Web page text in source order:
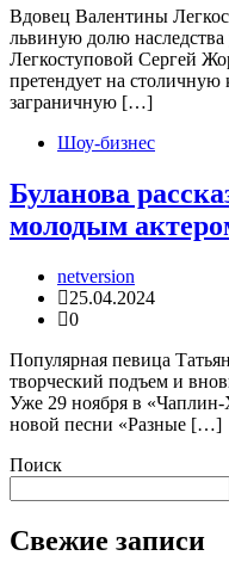
Вдовец Валентины
львиную долю
Легкоступовой Сергей
претендует на столичную
заграничную […]
Шоу-бизнес
Буланова
молодым
netversion
25.04.2024
0
Популярная певица
творческий подъем и
Уже 29 ноября в «Чаплин-
новой песни «Разные […]
Поиск
Свежие записи